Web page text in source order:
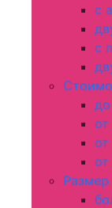
с
с
Размер